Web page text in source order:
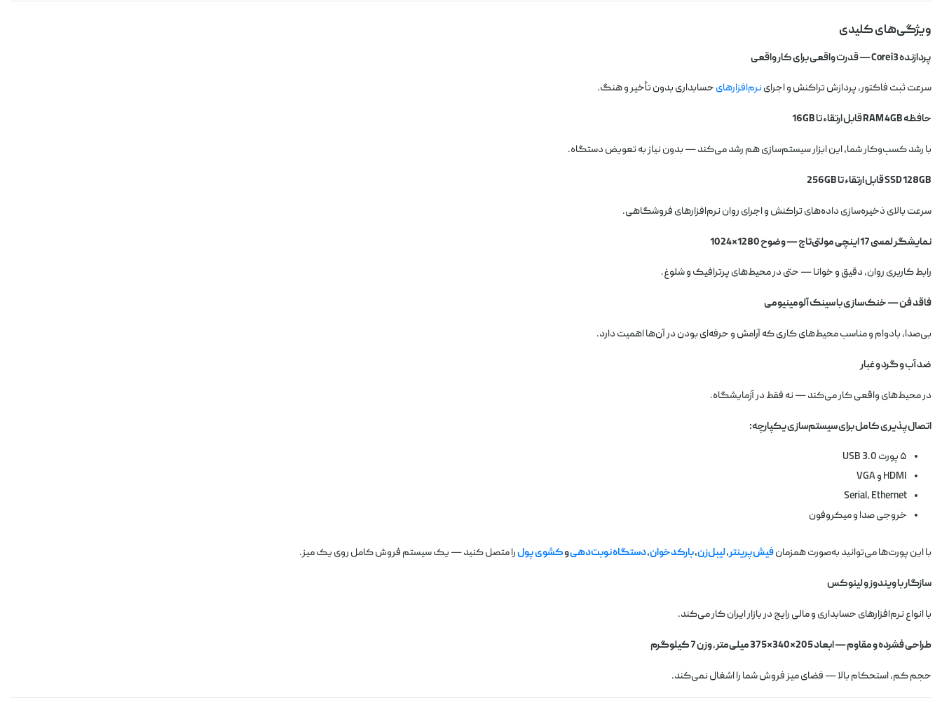
ویژگی‌های کلیدی
پردازنده Core i3 — قدرت واقعی برای کار واقعی
سرعت ثبت فاکتور، پردازش تراکنش و اجراینرم‌افزارهای حسابداری بدون تأخیر و هنگ.
حافظه RAM 4GB قابل ارتقاء تا 16GB
با رشد کسب‌وکار شما، این ابزار سیستم‌سازی هم رشد می‌کند — بدون نیاز به تعویض دستگاه.
SSD 128GB قابل ارتقاء تا 256GB
سرعت بالای ذخیره‌سازی داده‌های تراکنش و اجرای روان نرم‌افزارهای فروشگاهی.
نمایشگر لمسی 17 اینچی مولتی‌تاچ — وضوح 1280×1024
رابط کاربری روان، دقیق و خوانا — حتی در محیط‌های پرترافیک و شلوغ.
فاقد فن — خنک‌سازی با سینک آلومینیومی
بی‌صدا، بادوام و مناسب محیط‌های کاری که آرامش و حرفه‌ای بودن در آن‌ها اهمیت دارد.
ضد آب و گرد و غبار
در محیط‌های واقعی کار می‌کند — نه فقط در آزمایشگاه.
اتصال‌پذیری کامل برای سیستم‌سازی یکپارچه:
۵ پورت USB 3.0
HDMI و VGA
Serial، Ethernet
خروجی صدا و میکروفون
با این پورت‌ها می‌توانید به‌صورت همزمانفیش‌پرینتر،لیبل‌زن،بارکدخوان،دستگاه نوبت‌دهیوکشوی پولرا متصل کنید — یک سیستم فروش کامل روی یک میز.
سازگار با ویندوز و لینوکس
با انواع نرم‌افزارهای حسابداری و مالی رایج در بازار ایران کار می‌کند.
طراحی فشرده و مقاوم — ابعاد 205×340×375 میلی‌متر، وزن 7 کیلوگرم
حجم کم، استحکام بالا — فضای میز فروش شما را اشغال نمی‌کند.